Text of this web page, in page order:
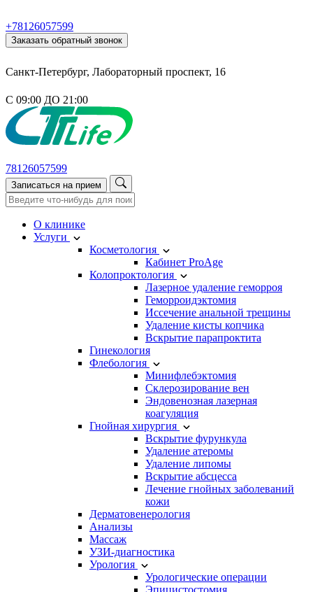
+78126057599
Заказать обратный звонок
Санкт-Петербург, Лабораторный проспект, 16
С 09:00 ДО 21:00
78126057599
Записаться на прием
О клинике
Услуги
Косметология
Кабинет ProAge
Колопроктология
Лазерное удаление геморроя
Геморроидэктомия
Иссечение анальной трещины
Удаление кисты копчика
Вскрытие парапроктита
Гинекология
Флебология
Минифлебэктомия
Склерозирование вен
Эндовенозная лазерная
коагуляция
Гнойная хирургия
Вскрытие фурункула
Удаление атеромы
Удаление липомы
Вскрытие абсцесса
Лечение гнойных заболеваний
кожи
Дерматовенерология
Анализы
Массаж
УЗИ-диагностика
Урология
Урологические операции
Эпицистостомия